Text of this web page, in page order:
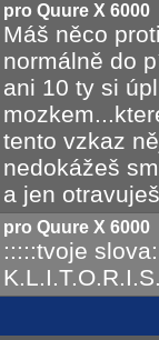
pro Quure X 6000
Máš něco
normálně do
ani 10 ty si
tento vzkaz
nedokážeš
a jen
pro Quure X 6000
:::::tvoje